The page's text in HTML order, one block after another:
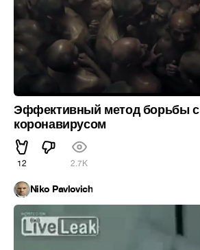
Эффективный метод борьбы с
коронавирусом
12 2.7K
Niko Pavlovich